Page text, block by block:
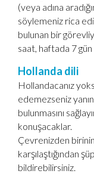
(veya adına
söylemeniz rica
bulunan bir
saat, haftada 7 gün
Hollanda dili
Hollandacanız
edemezseniz
bulunmasını
konuşacaklar.
Çevrenizden
karşılaştığından
bildirebilirsiniz.